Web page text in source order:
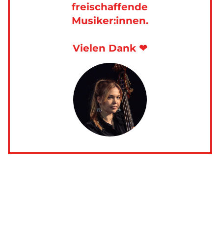
freischaffende
Musiker:innen.
Vielen Dank ❤